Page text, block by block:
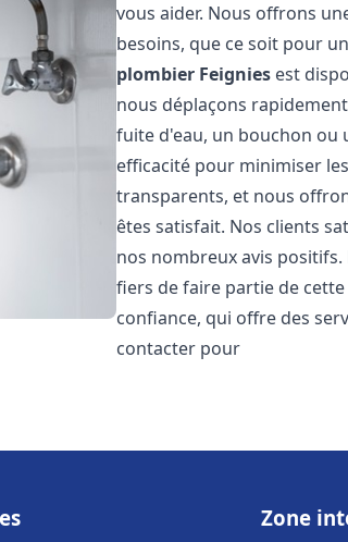
vous aider. Nous offrons
besoins, que ce soit pour
plombier Feignies est
nous déplaçons
fuite d'eau, un bouchon ou
efficacité pour minimiser
transparents, et nous
êtes satisfait. Nos clients
nos nombreux avis positifs.
fiers de faire partie de
confiance, qui offre des
contacter pour
Zone